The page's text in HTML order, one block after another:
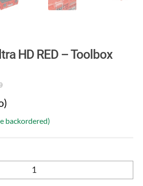
HD RED – Toolbox
backordered)